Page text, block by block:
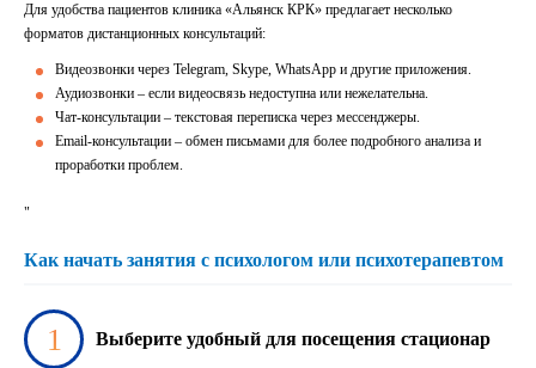
Для удобства пациентов клиника «Альянск КРК» предлагает несколько
форматов дистанционных консультаций:
Видеозвонки через Telegram, Skype, WhatsApp и другие приложения.
Аудиозвонки – если видеосвязь недоступна или нежелательна.
Чат-консультации – текстовая переписка через мессенджеры.
Email-консультации – обмен письмами для более подробного анализа и
проработки проблем.
"
Как начать занятия с психологом или психотерапевтом
Выберите удобный для посещения стационар